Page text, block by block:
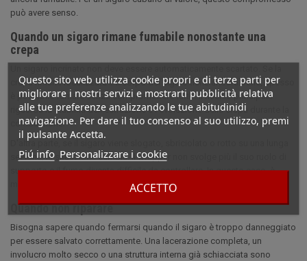
Questo sito web utilizza cookie propri e di terze parti per
migliorare i nostri servizi e mostrarti pubblicità relativa
alle tue preferenze analizzando le tue abitudinidi
navigazione. Per dare il tuo consenso al suo utilizzo, premi
il pulsante Accetta.
Piú info Personalizzare i cookie
ACCETTO
può avere senso.
Quando un sigaro rimane fumabile nonostante una
crepa
crepa rimane localizzata e il corpo del sigaro tiene ancora bene, spesso
è possibile fumare senza compromettere tutto. Il rischio principale
riguarda la stabilità dell'estrazione e l'evoluzione della crepa durante la
combustione.
D'altra parte, se il sigaro viene slogato, sbriciolato o rotto su una lunga
sezione, la situazione cambia. Il wrapper non svolge più il suo ruolo di
supporto e il fumo diventa difficile da controllare. In questo caso, è
Quando non riparare
Bisogna sapere quando fermarsi quando il sigaro è troppo danneggiato
per essere salvato correttamente. Una lacerazione completa, un
involucro molto secco o una struttura interna già schiacciata sono